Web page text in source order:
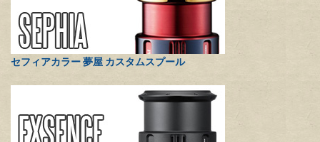
セフィアカラー 夢屋 カスタムスプール